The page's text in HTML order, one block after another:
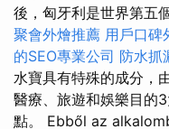
後，匈牙利是世界第五
聚會外燴推薦 用戶口碑
的SEO專業公司 防水抓
水寶具有特殊的成分，
醫療、旅遊和娛樂目的
點。 Ebből az